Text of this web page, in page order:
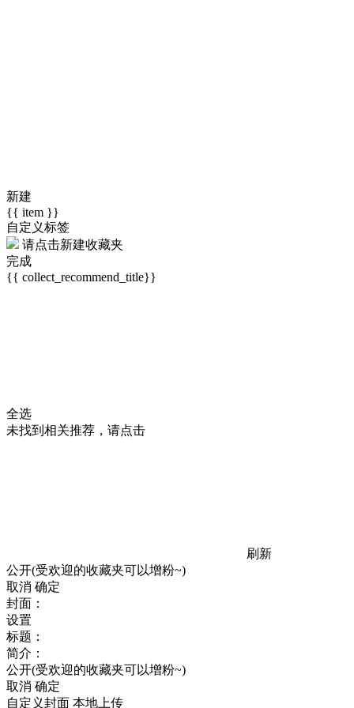
新建
{{ item }}
自定义标签
请点击新建收藏夹
完成
{{ collect_recommend_title}}
全选
未找到相关推荐，请点击
刷新
公开(受欢迎的收藏夹可以增粉~)
取消 确定
封面：
设置
标题：
简介：
公开(受欢迎的收藏夹可以增粉~)
取消 确定
自定义封面 本地上传